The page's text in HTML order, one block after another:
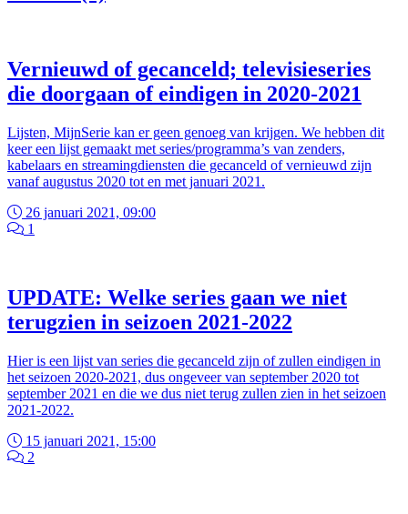
Vernieuwd of gecanceld; televisieseries
die doorgaan of eindigen in 2020-2021
Lijsten, MijnSerie kan er geen genoeg van krijgen. We hebben dit
keer een lijst gemaakt met series/programma’s van zenders,
kabelaars en streamingdiensten die gecanceld of vernieuwd zijn
vanaf augustus 2020 tot en met januari 2021.
26 januari 2021, 09:00
1
UPDATE: Welke series gaan we niet
terugzien in seizoen 2021-2022
Hier is een lijst van series die gecanceld zijn of zullen eindigen in
het seizoen 2020-2021, dus ongeveer van september 2020 tot
september 2021 en die we dus niet terug zullen zien in het seizoen
2021-2022.
15 januari 2021, 15:00
2